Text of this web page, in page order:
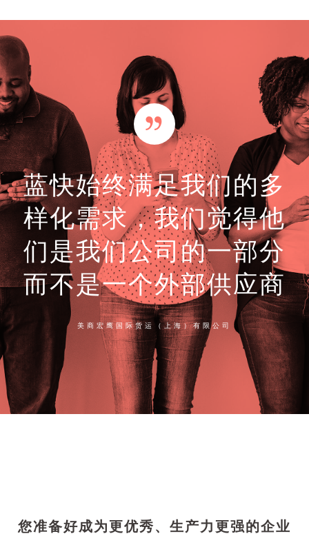
蓝快始终满足我们的多
样化需求，我们觉得他
们是我们公司的一部分
而不是一个外部供应商
美商宏鹰国际货运（上海）有限公司
您准备好成为更优秀、生产力更强的企业